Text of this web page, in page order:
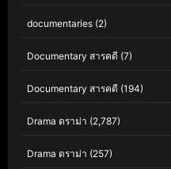
documentaries (2)
Documentary สารคดี (7)
Documentary สารคดี (194)
Drama ดราม่า (2,787)
Drama ดราม่า (257)